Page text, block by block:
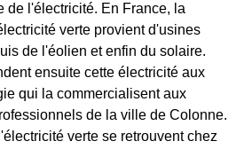
de l'électricité. En France, la
verte provient d'usines
de l'éolien et enfin du solaire.
ensuite cette électricité aux
qui la commercialisent aux
de la ville de Colonne.
verte se retrouvent chez